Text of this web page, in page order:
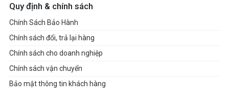
Quy định & chính sách
Chính Sách Bảo Hành
Chính sách đổi, trả lại hàng
Chính sách cho doanh nghiệp
Chính sách vận chuyển
Bảo mật thông tin khách hàng